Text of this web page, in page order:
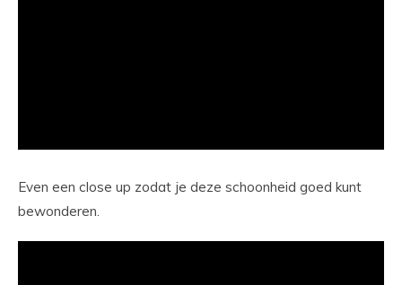
Even een close up zodat je deze schoonheid goed kunt
bewonderen.